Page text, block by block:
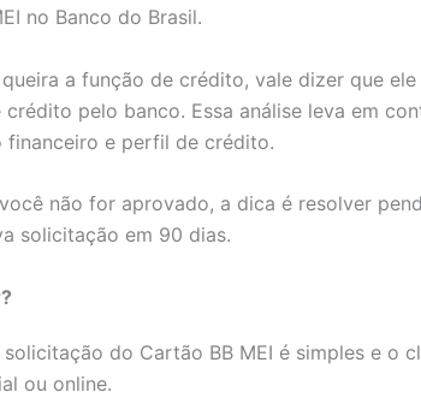
no Banco do Brasil.
a função de crédito, vale dizer que
crédito pelo banco. Essa análise leva em
financeiro e perfil de crédito.
não for aprovado, a dica é resolver
solicitação em 90 dias.
do Cartão BB MEI é simples e o
ou online.